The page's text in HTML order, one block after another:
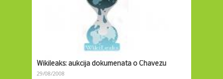
Wikileaks: aukcija dokumenata o Chavezu
29/08/2008